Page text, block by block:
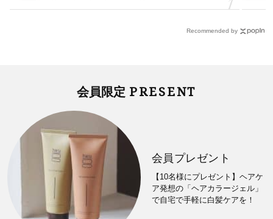
Recommended by
会員限定 PRESENT
会員プレゼント
【10名様にプレゼント】ヘアケ
ア発想の「ヘアカラージェル」
で自宅で手軽に白髪ケアを！